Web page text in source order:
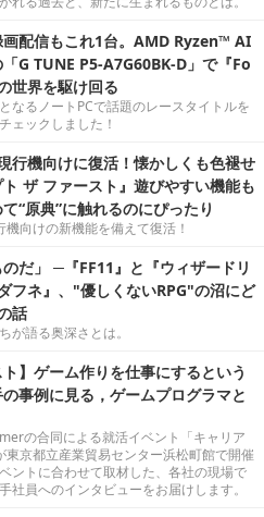
画配信もこれ1台。AMD Ryzen™ AI
G TUNE P5-A7G60BK-D」で『Fo
世界を駆け回る
なるノートPCで話題のレースタイトルを
ェックしました！
行機向けに復活！懐かしくも色褪せ
ザ ファースト』遊びやすい機能も
“原典”に触れるのにぴったり
向けの新機能を備えて復活！
のだ」 ─『FF11』と『ウィザードリ
フネ』、"優しくないRPG"の沼にど
話
が語る奥深さとは。
ト】ゲーム作りを仕事にするという
事例に見る，ゲームプログラマと
の合同による就活イベント「キャリア
東京都立産業貿易センター浜松町館で開催
ントに合わせて取材した、各社の現場で
社員へのインタビューをお届けします。